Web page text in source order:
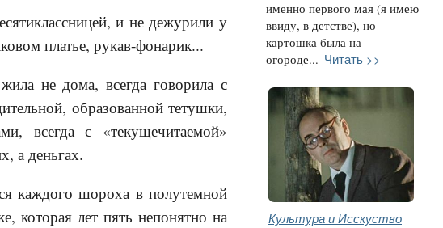
и не дежурили у
платье, рукав-фонарик...
не дома, всегда говорила с
образованной тетушки,
всегда с «текущечитаемой»
а деньгах.
каждого шороха в полутемной
которая лет пять непонятно на
именно первого мая (я имею
ввиду, в детстве), но
картошка была на
огороде... Читать >>
Культура и Исскуство